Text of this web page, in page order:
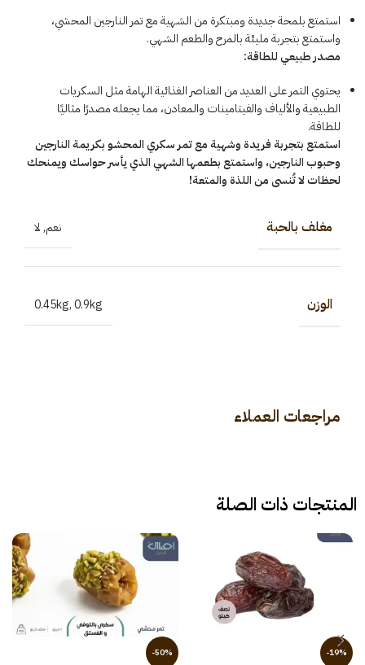
استمتع بلمحة جديدة ومبتكرة من الشهية مع تمر النارجين المحشي،
واستمتع بتجربة مليئة بالمرح والطعم الشهي.
مصدر طبيعي للطاقة:
يحتوي التمر على العديد من العناصر الغذائية الهامة مثل السكريات
الطبيعية والألياف والفيتامينات والمعادن، مما يجعله مصدرًا مثاليًا
للطاقة.
استمتع بتجربة فريدة وشهية مع تمر سكري المحشو بكريمة النارجين
وحبوب النارجين، واستمتع بطعمها الشهي الذي يأسر حواسك ويمنحك
لحظات لا تُنسى من اللذة والمتعة!
مغلف بالحبة نعم, لا
الوزن 0.45kg,0.9kg
مراجعات العملاء
المنتجات ذات الصلة
-19%
-50%